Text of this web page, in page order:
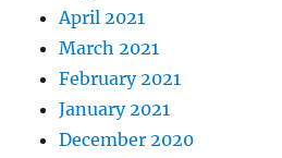
April 2021
March 2021
February 2021
January 2021
December 2020